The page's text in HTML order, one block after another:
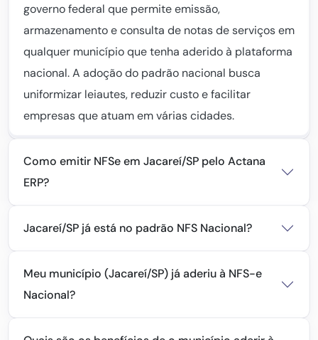
governo federal que permite emissão,
armazenamento e consulta de notas de serviços em
qualquer município que tenha aderido à plataforma
nacional. A adoção do padrão nacional busca
uniformizar leiautes, reduzir custo e facilitar
empresas que atuam em várias cidades.
Como emitir NFSe em Jacareí/SP pelo Actana
ERP?
Jacareí/SP já está no padrão NFS Nacional?
Meu município (Jacareí/SP) já aderiu à NFS-e
Nacional?